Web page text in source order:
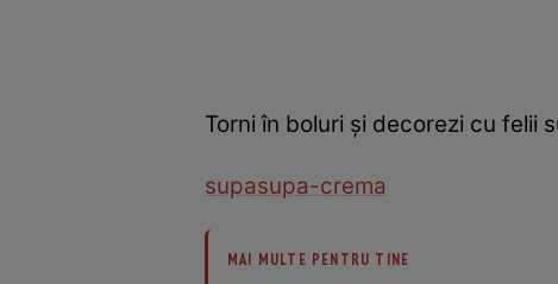
Torni în boluri și decorezi cu felii
supasupa-crema
MAI MULTE PENTRU TINE